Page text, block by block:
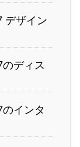
デザイン
ディス
インタ